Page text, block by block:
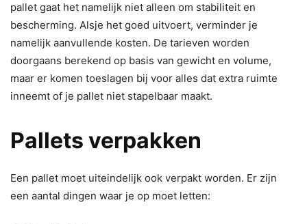
pallet gaat het namelijk niet alleen om stabiliteit en
bescherming. Alsje het goed uitvoert, verminder je
namelijk aanvullende kosten. De tarieven worden
doorgaans berekend op basis van gewicht en volume,
maar er komen toeslagen bij voor alles dat extra ruimte
inneemt of je pallet niet stapelbaar maakt.
Pallets verpakken
Een pallet moet uiteindelijk ook verpakt worden. Er zijn
een aantal dingen waar je op moet letten: